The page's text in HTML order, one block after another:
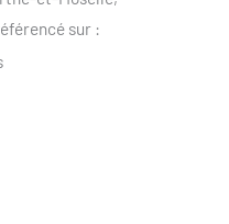
sur :